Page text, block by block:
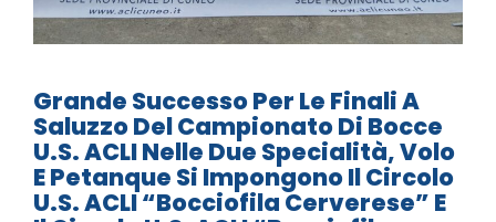
Grande Successo Per Le Finali A
Saluzzo Del Campionato Di Bocce
U.S. ACLI Nelle Due Specialità, Volo
E Petanque Si Impongono Il Circolo
U.S. ACLI “Bocciofila Cerverese” E